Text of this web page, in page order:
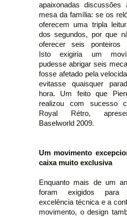
apaixonadas
mesa da família: se os
oferecem uma tripla
dos segundos, por que
oferecer seis ponteiros
Isto exigiria um
pudesse abrigar seis
fosse afetado pela
evitasse quaisquer
hora. Um feito que
realizou com sucesso
Royal Rétro,
Baselworld 2009.
Um movimento
caixa muito exclusiva
Enquanto mais de um
foram exigidos para
excelência técnica e a
movimento, o design